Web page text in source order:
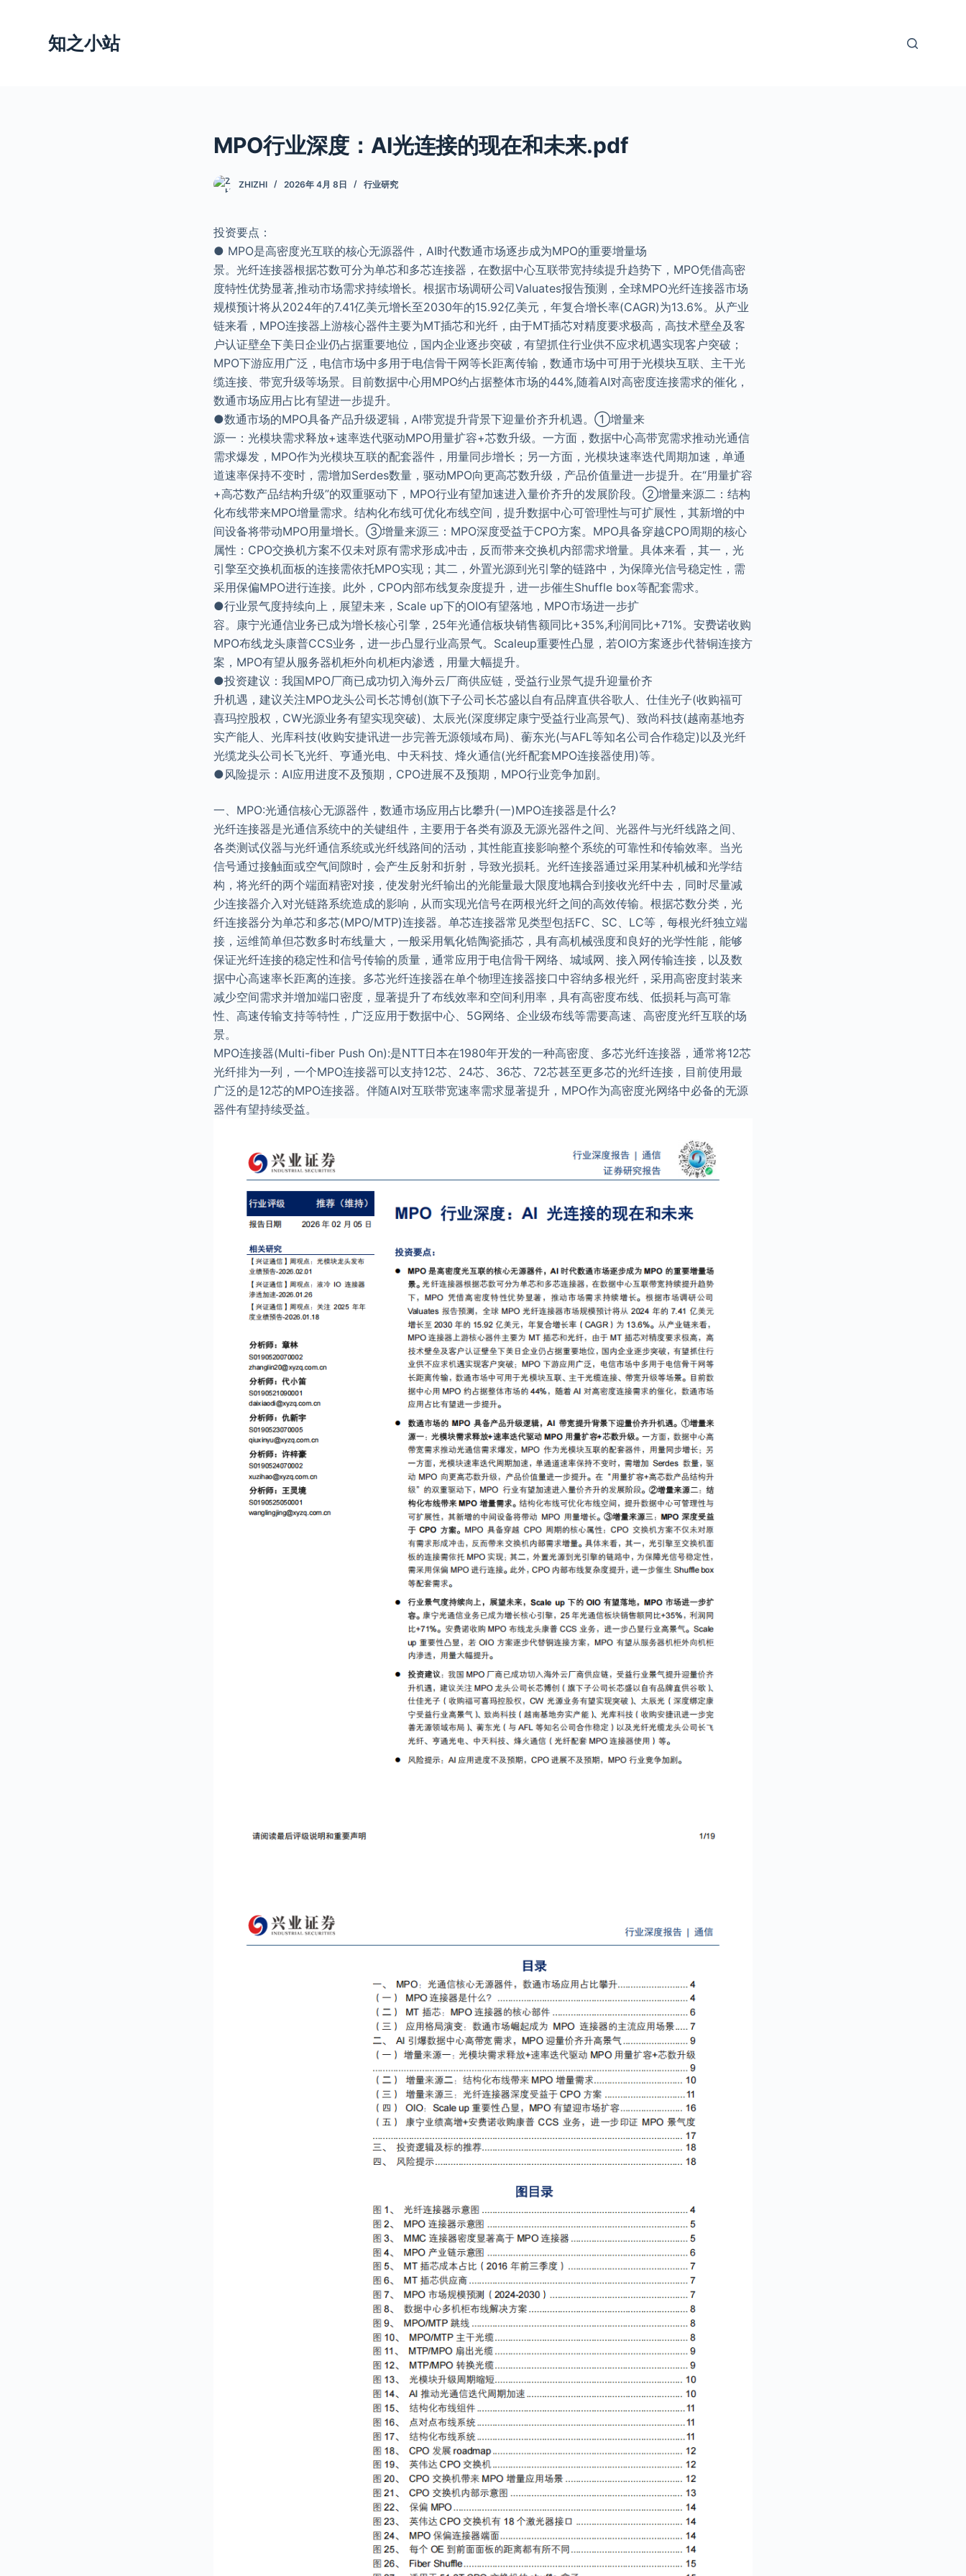
知之小站
MPO行业深度：AI光连接的现在和未来.pdf
ZHIZHI 2026年 4月 8日 行业研究
投资要点：
● MPO是高密度光互联的核心无源器件，AI时代数通市场逐步成为MPO的重要增量场
景。光纤连接器根据芯数可分为单芯和多芯连接器，在数据中心互联带宽持续提升趋势下，MPO凭借高密
度特性优势显著,推动市场需求持续增长。根据市场调研公司Valuates报告预测，全球MPO光纤连接器市场
规模预计将从2024年的7.41亿美元增长至2030年的15.92亿美元，年复合增长率(CAGR)为13.6%。从产业
链来看，MPO连接器上游核心器件主要为MT插芯和光纤，由于MT插芯对精度要求极高，高技术壁垒及客
户认证壁垒下美日企业仍占据重要地位，国内企业逐步突破，有望抓住行业供不应求机遇实现客户突破；
MPO下游应用广泛，电信市场中多用于电信骨干网等长距离传输，数通市场中可用于光模块互联、主干光
缆连接、带宽升级等场景。目前数据中心用MPO约占据整体市场的44%,随着AI对高密度连接需求的催化，
数通市场应用占比有望进一步提升。
●数通市场的MPO具备产品升级逻辑，AI带宽提升背景下迎量价齐升机遇。①增量来
源一：光模块需求释放+速率迭代驱动MPO用量扩容+芯数升级。一方面，数据中心高带宽需求推动光通信
需求爆发，MPO作为光模块互联的配套器件，用量同步增长；另一方面，光模块速率迭代周期加速，单通
道速率保持不变时，需增加Serdes数量，驱动MPO向更高芯数升级，产品价值量进一步提升。在“用量扩容
+高芯数产品结构升级”的双重驱动下，MPO行业有望加速进入量价齐升的发展阶段。②增量来源二：结构
化布线带来MPO增量需求。结构化布线可优化布线空间，提升数据中心可管理性与可扩展性，其新增的中
间设备将带动MPO用量增长。③增量来源三：MPO深度受益于CPO方案。MPO具备穿越CPO周期的核心
属性：CPO交换机方案不仅未对原有需求形成冲击，反而带来交换机内部需求增量。具体来看，其一，光
引擎至交换机面板的连接需依托MPO实现；其二，外置光源到光引擎的链路中，为保障光信号稳定性，需
采用保偏MPO进行连接。此外，CPO内部布线复杂度提升，进一步催生Shuffle box等配套需求。
●行业景气度持续向上，展望未来，Scale up下的OIO有望落地，MPO市场进一步扩
容。康宁光通信业务已成为增长核心引擎，25年光通信板块销售额同比+35%,利润同比+71%。安费诺收购
MPO布线龙头康普CCS业务，进一步凸显行业高景气。Scaleup重要性凸显，若OIO方案逐步代替铜连接方
案，MPO有望从服务器机柜外向机柜内渗透，用量大幅提升。
●投资建议：我国MPO厂商已成功切入海外云厂商供应链，受益行业景气提升迎量价齐
升机遇，建议关注MPO龙头公司长芯博创(旗下子公司长芯盛以自有品牌直供谷歌人、仕佳光子(收购福可
喜玛控股权，CW光源业务有望实现突破)、太辰光(深度绑定康宁受益行业高景气)、致尚科技(越南基地夯
实产能人、光库科技(收购安捷讯进一步完善无源领域布局)、蘅东光(与AFL等知名公司合作稳定)以及光纤
光缆龙头公司长飞光纤、亨通光电、中天科技、烽火通信(光纤配套MPO连接器使用)等。
●风险提示：AI应用进度不及预期，CPO进展不及预期，MPO行业竞争加剧。
一、MPO:光通信核心无源器件，数通市场应用占比攀升(一)MPO连接器是什么?
光纤连接器是光通信系统中的关键组件，主要用于各类有源及无源光器件之间、光器件与光纤线路之间、
各类测试仪器与光纤通信系统或光纤线路间的活动，其性能直接影响整个系统的可靠性和传输效率。当光
信号通过接触面或空气间隙时，会产生反射和折射，导致光损耗。光纤连接器通过采用某种机械和光学结
构，将光纤的两个端面精密对接，使发射光纤输出的光能量最大限度地耦合到接收光纤中去，同时尽量减
少连接器介入对光链路系统造成的影响，从而实现光信号在两根光纤之间的高效传输。根据芯数分类，光
纤连接器分为单芯和多芯(MPO/MTP)连接器。单芯连接器常见类型包括FC、SC、LC等，每根光纤独立端
接，运维简单但芯数多时布线量大，一般采用氧化锆陶瓷插芯，具有高机械强度和良好的光学性能，能够
保证光纤连接的稳定性和信号传输的质量，通常应用于电信骨干网络、城域网、接入网传输连接，以及数
据中心高速率长距离的连接。多芯光纤连接器在单个物理连接器接口中容纳多根光纤，采用高密度封装来
减少空间需求并增加端口密度，显著提升了布线效率和空间利用率，具有高密度布线、低损耗与高可靠
性、高速传输支持等特性，广泛应用于数据中心、5G网络、企业级布线等需要高速、高密度光纤互联的场
景。
MPO连接器(Multi-fiber Push On):是NTT日本在1980年开发的一种高密度、多芯光纤连接器，通常将12芯
光纤排为一列，一个MPO连接器可以支持12芯、24芯、36芯、72芯甚至更多芯的光纤连接，目前使用最
广泛的是12芯的MPO连接器。伴随AI对互联带宽速率需求显著提升，MPO作为高密度光网络中必备的无源
器件有望持续受益。